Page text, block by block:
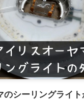
のシーリングライ